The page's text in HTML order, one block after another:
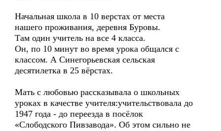
Начальная школа в 10 верстах от места
нашего проживания, деревня Буровы.
Там один учитель на все 4 класса.
Он, по 10 минут во время урока общался с
классом. А Синегорьевская сельская
десятилетка в 25 вёрстах.
Мать с любовью рассказывала о школьных
уроках в качестве учителя:учительствовала до
1947 года - до переезда в посёлок
«Слободского Пивзавода». Об этом сильно не